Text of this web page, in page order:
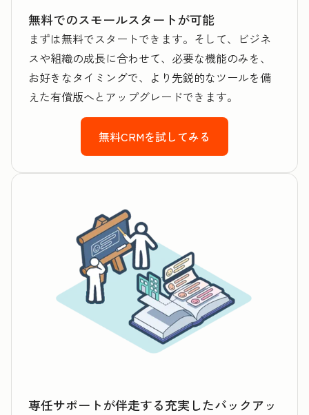
無料でのスモールスタートが可能
まずは無料でスタートできます。そして、ビジネ
スや組織の成長に合わせて、必要な機能のみを、
お好きなタイミングで、より先鋭的なツールを備
えた有償版へとアップグレードできます。
無料CRMを試してみる
専任サポートが伴走する充実したバックアッ